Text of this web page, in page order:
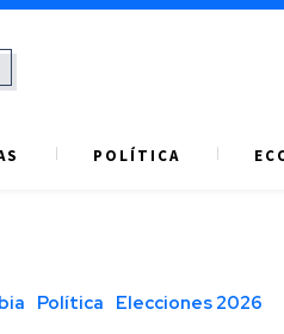
POLÍTICA
Política Elecciones 2026